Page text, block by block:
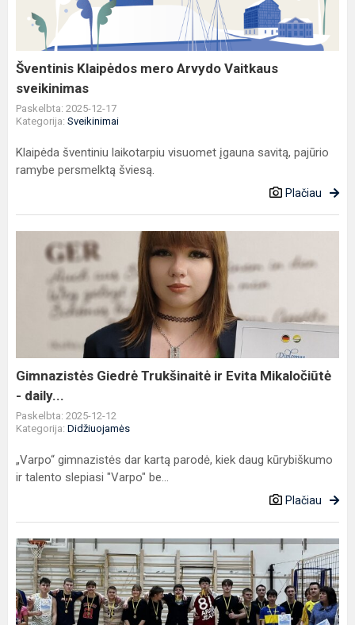
Vaitkaus
sveikinimas
Šventinis Klaipėdos mero Arvydo Vaitkaus
sveikinimas
Paskelbta: 2025-12-17
Kategorija: Sveikinimai
Klaipėda šventiniu laikotarpiu visuomet įgauna savitą, pajūrio
ramybe persmelktą šviesą.
Plačiau
Gimnazistės
Giedrė
Trukšinaitė
daily...
Gimnazistės Giedrė Trukšinaitė ir Evita Mikaločiūtė
- daily...
Paskelbta: 2025-12-12
Kategorija: Didžiuojamės
„Varpo“ gimnazistės dar kartą parodė, kiek daug kūrybiškumo
ir talento slepiasi "Varpo" be...
Plačiau
Kalėdinės
6x6
tinklinio
varžybos